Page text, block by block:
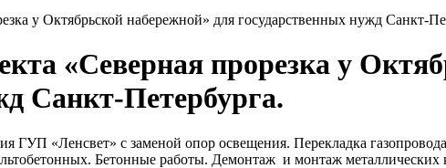
у Октябрьской набережной» для государственных нужд Санкт-
«Северная прорезка у
Санкт-Петербурга.
«Ленсвет» с заменой опор освещения. Перекладка
Бетонные работы. Демонтаж и монтаж